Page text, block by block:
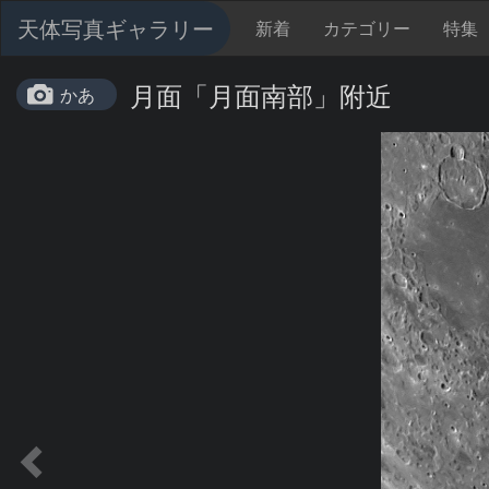
天体写真ギャラリー 新着 カテゴリー 特集
かあ 月面「月面南部」附近